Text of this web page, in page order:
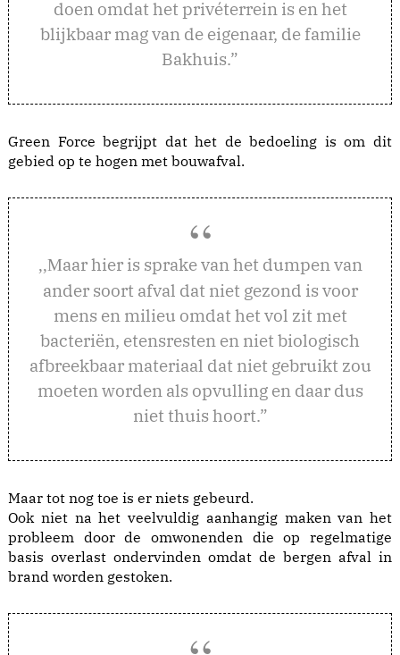
doen omdat het privéterrein is en het
blijkbaar mag van de eigenaar, de familie
Bakhuis.”
Green Force begrijpt dat het de bedoeling is om dit
gebied op te hogen met bouwafval.
,,Maar hier is sprake van het dumpen van
ander soort afval dat niet gezond is voor
mens en milieu omdat het vol zit met
bacteriën, etensresten en niet biologisch
afbreekbaar materiaal dat niet gebruikt zou
moeten worden als opvulling en daar dus
niet thuis hoort.”
Maar tot nog toe is er niets gebeurd.
Ook niet na het veelvuldig aanhangig maken van het
probleem door de omwonenden die op regelmatige
basis overlast ondervinden omdat de bergen afval in
brand worden gestoken.